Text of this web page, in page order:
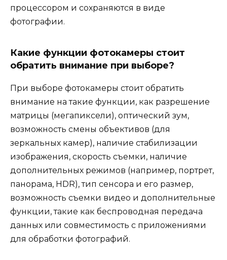
процессором и сохраняются в виде
фотографии.
Какие функции фотокамеры стоит
обратить внимание при выборе?
При выборе фотокамеры стоит обратить
внимание на такие функции, как разрешение
матрицы (мегапиксели), оптический зум,
возможность смены объективов (для
зеркальных камер), наличие стабилизации
изображения, скорость съемки, наличие
дополнительных режимов (например, портрет,
панорама, HDR), тип сенсора и его размер,
возможность съемки видео и дополнительные
функции, такие как беспроводная передача
данных или совместимость с приложениями
для обработки фотографий.